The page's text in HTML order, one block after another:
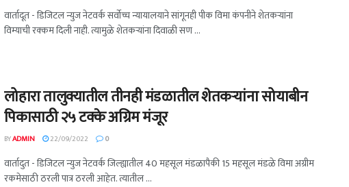
वार्तादूत - डिजिटल न्युज नेटवर्क सर्वोच्च न्यायालयाने सांगूनही पीक विमा कंपनीने शेतकऱ्यांना
विम्याची रक्कम दिली नाही. त्यामुळे शेतकऱ्यांना दिवाळी सण ...
लोहारा तालुक्यातील तीनही मंडळातील शेतकऱ्यांना सोयाबीन
पिकासाठी २५ टक्के अग्रिम मंजूर
BYADMIN 22/09/2022 0
वार्तादुत - डिजिटल न्युज नेटवर्क जिल्ह्यातील 40 महसूल मंडळापैकी 15 महसूल मंडळे विमा अग्रीम
रकमेसाठी ठरली पात्र ठरली आहेत. त्यातील ...